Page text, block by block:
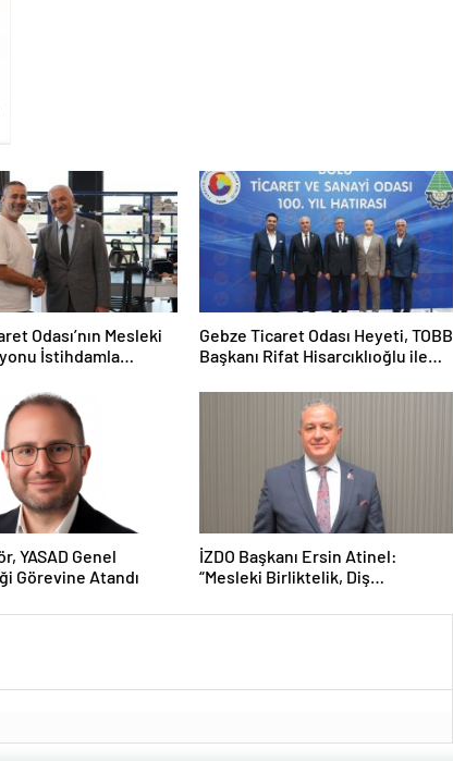
Odası’nın Mesleki
İstihdamla
Gebze Ticaret Odası Heyeti, TOBB
Başkanı Rifat Hisarcıklıoğlu ile
Ticaret Odası Heyeti, TOBB
Başkanı Rifat Hisarcıklıoğlu ile
Bolu’da Bir Araya Geldi
YASAD Genel
Görevine Atandı
İZDO Başkanı Ersin Atinel:
“Mesleki Birliktelik, Diş
Vazgeçilmez”